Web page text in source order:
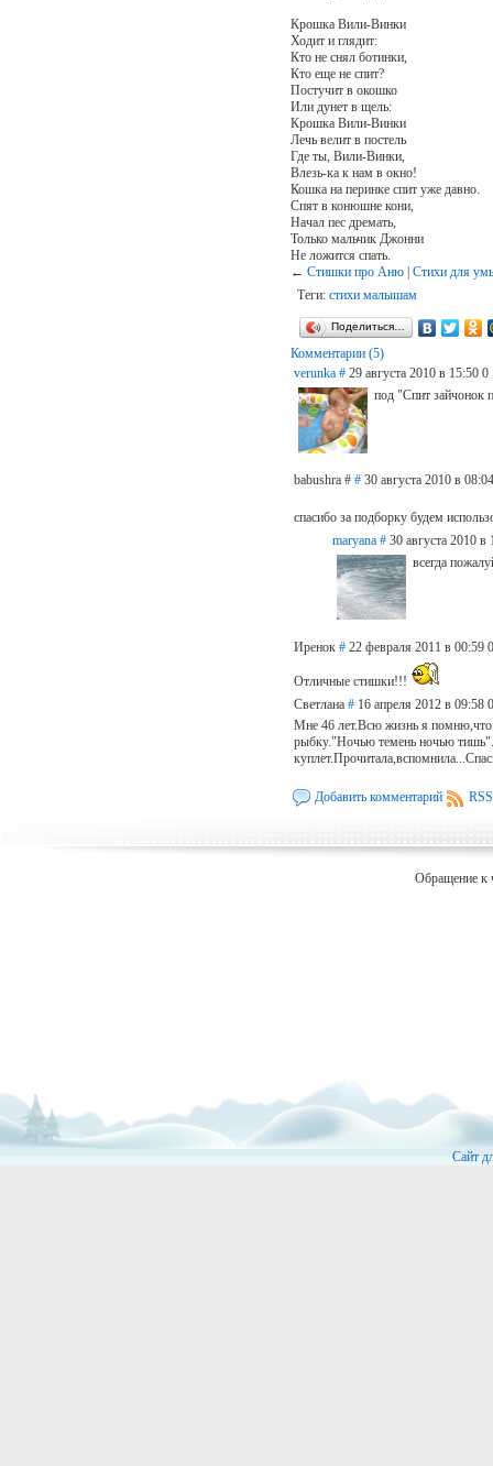
Крошка Вили-Винки
Ходит и глядит:
Кто не снял ботинки,
Кто еще не спит?
Постучит в окошко
Или дунет в щель:
Крошка Вили-Винки
Лечь велит в постель
Где ты, Вили-Винки,
Влезь-ка к нам в окно!
Кошка на перинке спит уже давно.
Спят в конюшне кони,
Начал пес дремать,
Только мальчик Джонни
Не ложится спать.
← Стишки про Аню| Стихи для
Теги: стихи малышам
Поделиться…
Комментарии (5)
verunka # 29 августа 2010 в 15:50 0
под "Спит зайчонок
babushra # # 30 августа 2010 в 08:04
спасибо за подборку будем
maryana # 30 августа 2010 в
всегда
Иренок # 22 февраля 2011 в 00:59 0
Отличные стишки!!!
Светлана # 16 апреля 2012 в 09:58 0
Мне 46 лет.Всю жизнь я помню,что
рыбку."Ночью темень ночью
Добавить комментарий
Обращение к
Сайт